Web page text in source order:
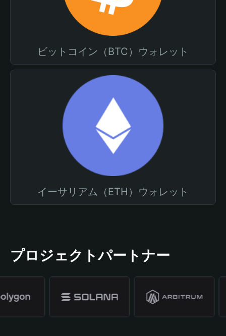
ビットコイン（BTC）ウォレット
イーサリアム（ETH）ウォレット
プロジェクトパートナー